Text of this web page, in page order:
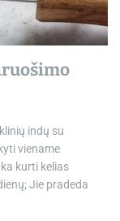
indų su
viename
kurti kelias
Jie pradeda